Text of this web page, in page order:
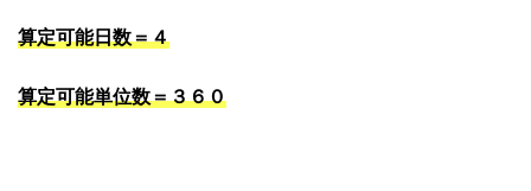
算定可能日数＝４
算定可能単位数＝３６０